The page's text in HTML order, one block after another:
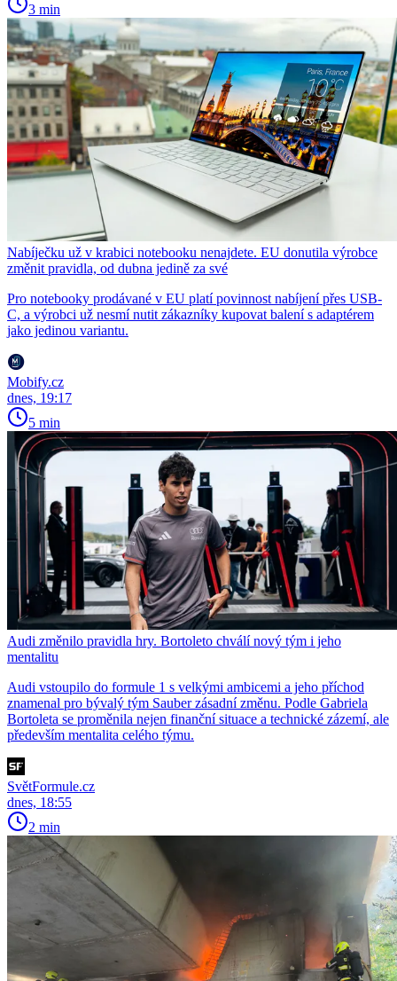
3 min
Nabíječku už v krabici notebooku nenajdete. EU donutila výrobce
změnit pravidla, od dubna jedině za své
Pro notebooky prodávané v EU platí povinnost nabíjení přes USB-
C, a výrobci už nesmí nutit zákazníky kupovat balení s adaptérem
jako jedinou variantu.
Mobify.cz
dnes, 19:17
5 min
Audi změnilo pravidla hry. Bortoleto chválí nový tým i jeho
mentalitu
Audi vstoupilo do formule 1 s velkými ambicemi a jeho příchod
znamenal pro bývalý tým Sauber zásadní změnu. Podle Gabriela
Bortoleta se proměnila nejen finanční situace a technické zázemí, ale
především mentalita celého týmu.
SvětFormule.cz
dnes, 18:55
2 min